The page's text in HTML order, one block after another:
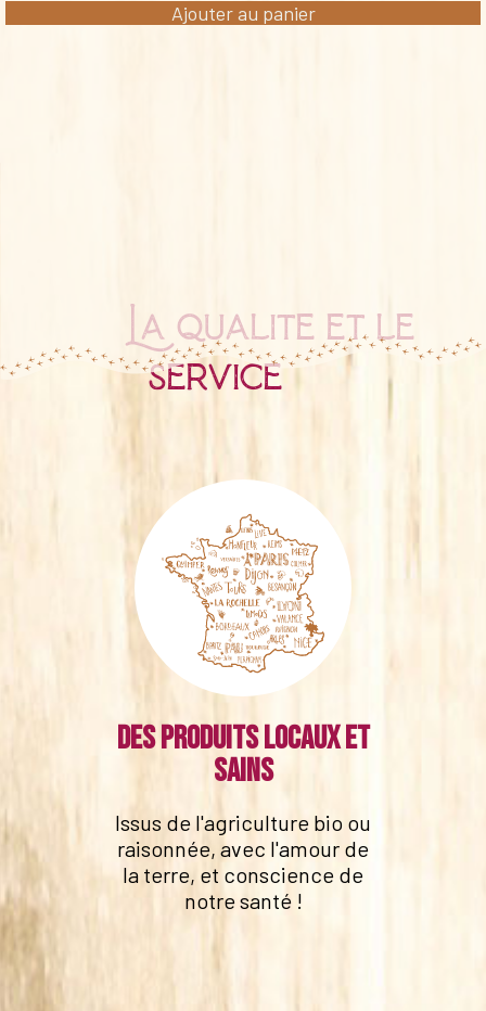
Ajouter au panier
La qualité et le
service
Des produits locaux et
sains
Issus de l'agriculture bio ou
raisonnée, avec l'amour de
la terre, et conscience de
notre santé !